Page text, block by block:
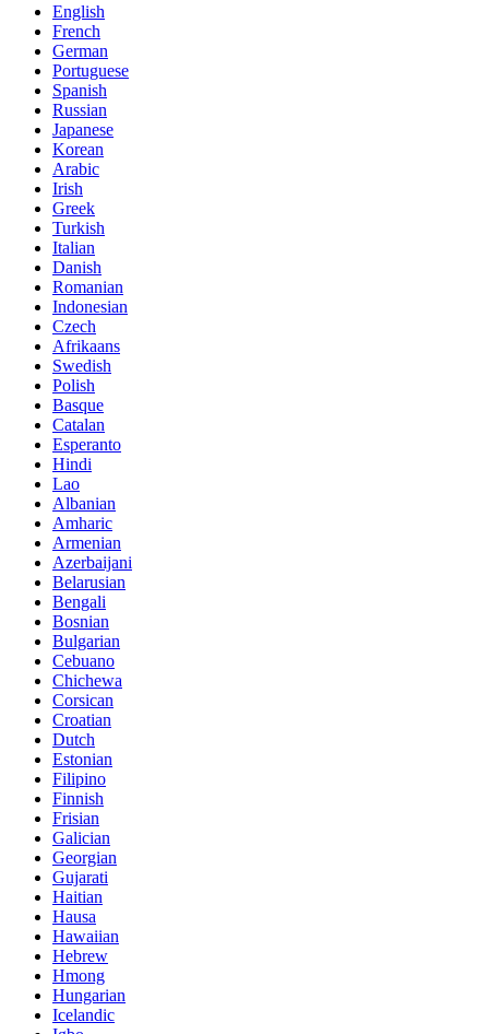
English
French
German
Portuguese
Spanish
Russian
Japanese
Korean
Arabic
Irish
Greek
Turkish
Italian
Danish
Romanian
Indonesian
Czech
Afrikaans
Swedish
Polish
Basque
Catalan
Esperanto
Hindi
Lao
Albanian
Amharic
Armenian
Azerbaijani
Belarusian
Bengali
Bosnian
Bulgarian
Cebuano
Chichewa
Corsican
Croatian
Dutch
Estonian
Filipino
Finnish
Frisian
Galician
Georgian
Gujarati
Haitian
Hausa
Hawaiian
Hebrew
Hmong
Hungarian
Icelandic